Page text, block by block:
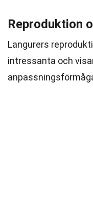
Reproduktion
Langurers
intressanta och